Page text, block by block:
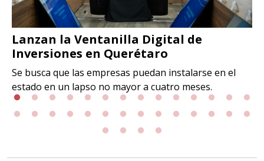
Lanzan la Ventanilla Digital de
Inversiones en Querétaro
Se busca que las empresas puedan instalarse en el
estado en un lapso no mayor a cuatro meses.